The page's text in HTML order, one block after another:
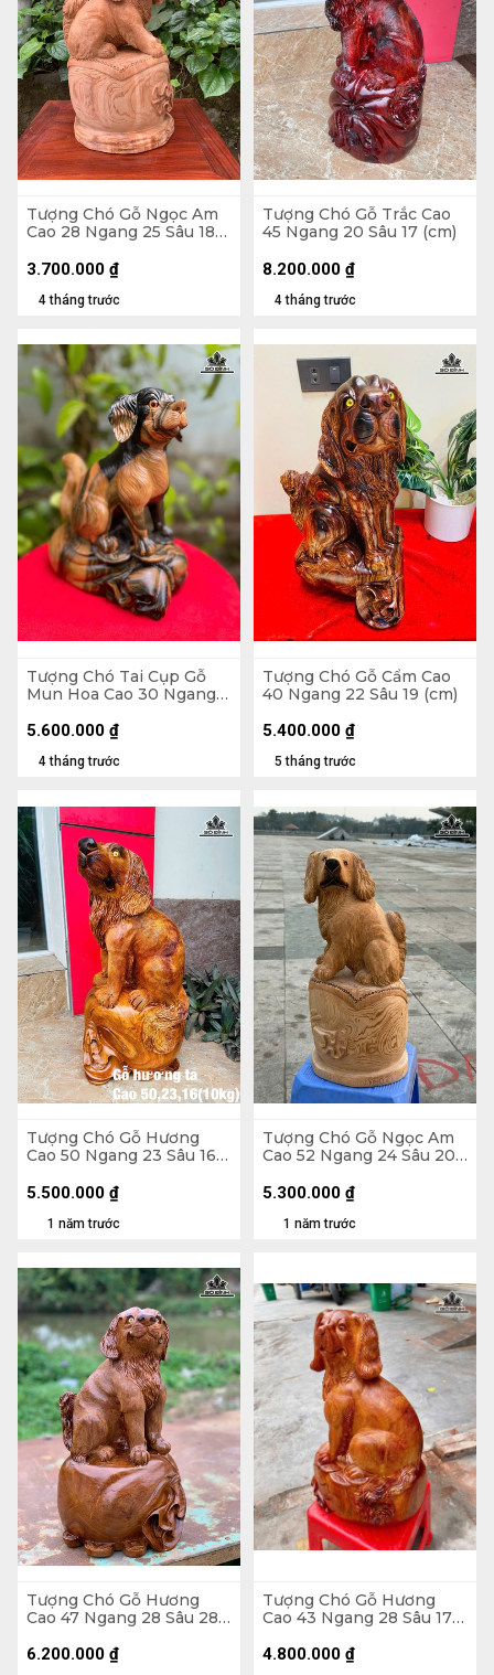
Tượng Chó Gỗ Ngọc Am
Cao 28 Ngang 25 Sâu 18
4 tháng trước
3.700.000 ₫
Tượng Chó Gỗ Trắc Cao
45 Ngang 20 Sâu 17 (cm)
4 tháng trước
8.200.000 ₫
Tượng Chó Tai Cụp Gỗ
Mun Hoa Cao 30 Ngang
4 tháng trước
5.600.000 ₫
Tượng Chó Gỗ Cẩm Cao
40 Ngang 22 Sâu 19 (cm)
5 tháng trước
5.400.000 ₫
Tượng Chó Gỗ Hương
Cao 50 Ngang 23 Sâu 16
1 năm trước
5.500.000 ₫
Tượng Chó Gỗ Ngọc Am
Cao 52 Ngang 24 Sâu 20
1 năm trước
5.300.000 ₫
Tượng Chó Gỗ Hương
Cao 47 Ngang 28 Sâu 28
6.200.000 ₫
Tượng Chó Gỗ Hương
Cao 43 Ngang 28 Sâu 17
4.800.000 ₫